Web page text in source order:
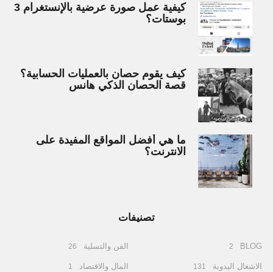
كيفية عمل صورة عرضية بالإنستغرام 3
بوستات؟
كيف يقوم حصان بالعمليات الحسابية؟
قصة الحصان الذكي هانس
ما هي أفضل المواقع المفيدة على
الانترنت؟
تصنيفات
BLOG
2
الاشغال اليدوية 131
الفن والتسلية 26
المال والاقتصاد 1